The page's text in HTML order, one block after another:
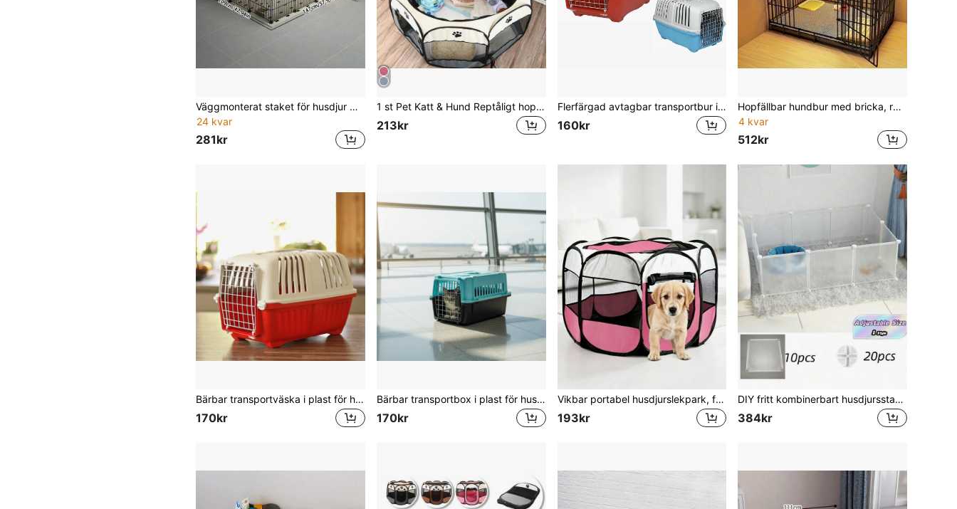
Väggmonterat staket för husdjur med 3 paneler, Kräver väggmontering eller krokfäste, För inomhusbruk, Fri montering, Lämplig för nallebjörnar, Små hundar, Pomeranianer, Rymningssäker hundbur, Öppen inhägnad
24 kvar
281kr
1 st Pet Katt & Hund Reptåligt hopfällbart hölje Tält Valp Håll valp Håll kattleksaker Katt Skrapstolpe
213kr
Flerfärgad avtagbar transportbur i plast för husdjur 47*30*30 cm, ventilerad resebärare med dörr i metalltråd för inomhuskatter och små hundar
160kr
Hopfällbar hundbur med bricka, rostfritt stålbur med potta, lämplig för små och medelstora hundar, nalle, pudel, kanin och katt, inomhus- och utomhusbruk, bärbart inomhusstaket - ventilerad design, avtagbar bricka och låsdörr, hopfällbar hundkoja, robust lekhage
4 kvar
512kr
Bärbar transportväska i plast för husdjur med metallgallerdörr, 47*30*30 cm, andningsbar avtagbar transportbox för katter och små husdjur, flera färger
170kr
Bärbar transportbox i plast för husdjur med metallgallerdörr och bärhandtag, 48*32*30 cm, ventilerad resekorg för katter och små husdjur, flera färger
170kr
Vikbar portabel husdjurslekpark, födelsebox, andningsbar mesh-lekpark för valpar, inomhus- och utomhus-träningshage för hund och katt, flera färger, husdjursstaket för små och medelstora hundar och katter, för inomhus- och utomhusbruk
193kr
DIY fritt kombinerbart husdjursstaket, kattbur, hundbur, hamsterbur, kaninburstillbehör, lämpligt för små husdjur.
384kr